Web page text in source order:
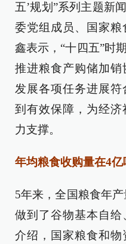
五’规划”系列主题新
委党组成员、国家
鑫表示，“十四五”时
推进粮食产购储加
发展各项任务进展
到有效保障，为经
力支撑。
年均粮食收购量在4亿
5年来，全国粮食年
做到了谷物基本自
介绍，国家粮食和